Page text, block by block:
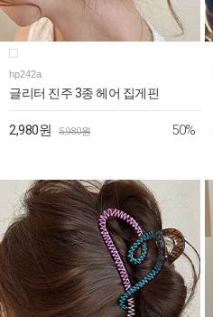
hp242a
글리터 진주 3종 헤어 집게핀
2,980원 5,980원 50%